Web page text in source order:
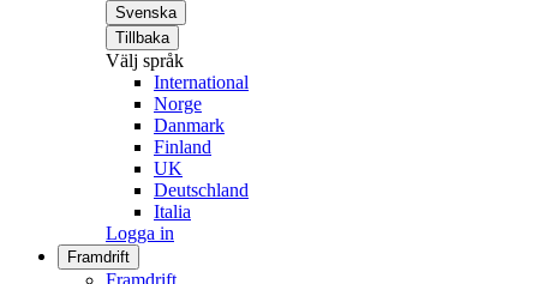
Svenska
Tillbaka
Välj språk
International
Norge
Danmark
Finland
UK
Deutschland
Italia
Logga in
Framdrift
Framdrift